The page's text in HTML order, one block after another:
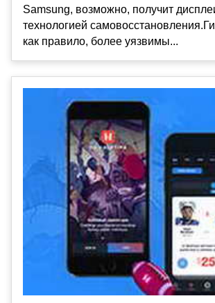
Samsung, возможно, получит
технологией
как правило, более уязвимы...